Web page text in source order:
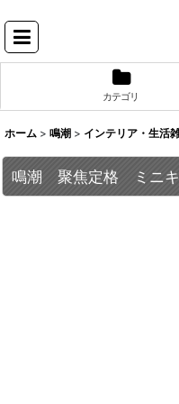
カテゴリ
ホーム > 鳴潮 > インテリア・生活
鳴潮 聚焦定格 ミニキ